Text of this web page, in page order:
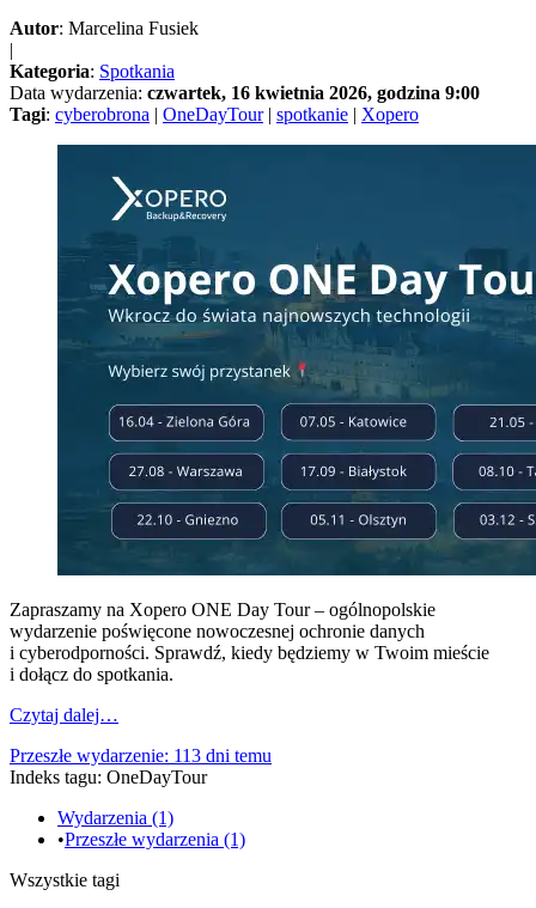
Autor: Marcelina Fusiek
|
Kategoria: Spotkania
Data wydarzenia: czwartek, 16 kwietnia 2026, godzina 9:00
Tagi: cyberobrona | OneDayTour| spotkanie | Xopero
Zapraszamy na Xopero ONE Day Tour – ogólnopolskie
wydarzenie poświęcone nowoczesnej ochronie danych
i cyberodporności. Sprawdź, kiedy będziemy w Twoim mieście
i dołącz do spotkania.
Czytaj dalej…
Przeszłe wydarzenie: 113 dni temu
Indeks tagu: OneDayTour
Wydarzenia (1)
•Przeszłe wydarzenia (1)
Wszystkie tagi